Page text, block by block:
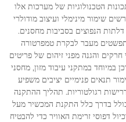
הטכנולוגיות של מערכות אלו
שימור מינימלי ועיצוב מודולרי
הנפוצים בסביבות מחסנים.
מתפשטים מעבר לבקרת טמפרטורה
והגנה מפני זיהום של פריטים
במיוחד במתקני עיבוד מזון, מחסני
תנאים פנימיים יציבים משפיע
רגולטוריות. תהליך ההתקנה
כולל בדרך כלל התקנת המכשיר מעל
דפוסי זרימת האוויר כדי להבטיח